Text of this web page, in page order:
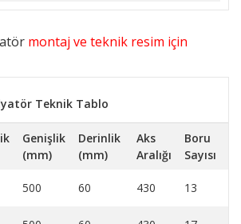
montaj ve teknik resim için
Teknik Tablo
Genişlik
(mm)
Derinlik
(mm)
Aks
Aralığı
Boru
Sayısı
500 60 430 13